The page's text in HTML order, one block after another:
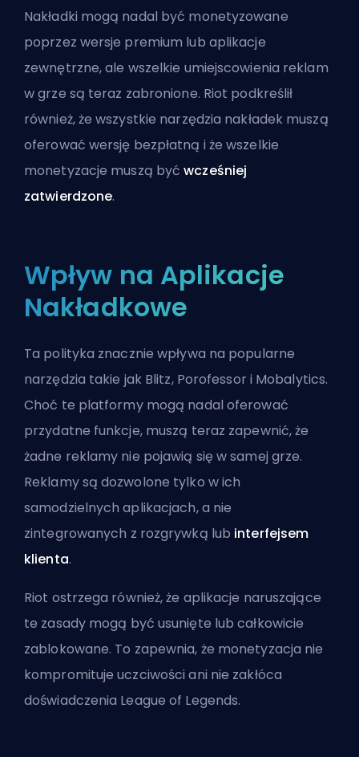
Nakładki mogą nadal być monetyzowane
poprzez wersje premium lub aplikacje
zewnętrzne, ale wszelkie umiejscowienia reklam
w grze są teraz zabronione. Riot podkreślił
również, że wszystkie narzędzia nakładek muszą
oferować wersję bezpłatną i że wszelkie
monetyzacje muszą byćwcześniej
zatwierdzone.
Wpływ na Aplikacje
Nakładkowe
Ta polityka znacznie wpływa na popularne
narzędzia takie jak Blitz, Porofessor i Mobalytics.
Choć te platformy mogą nadal oferować
przydatne funkcje, muszą teraz zapewnić, że
żadne reklamy nie pojawią się w samej grze.
Reklamy są dozwolone tylko w ich
samodzielnych aplikacjach, a nie
zintegrowanych z rozgrywką lub interfejsem
klienta.
Riot ostrzega również, że aplikacje naruszające
te zasady mogą być usunięte lub całkowicie
zablokowane. To zapewnia, że monetyzacja nie
kompromituje uczciwości ani nie zakłóca
doświadczenia League of Legends.